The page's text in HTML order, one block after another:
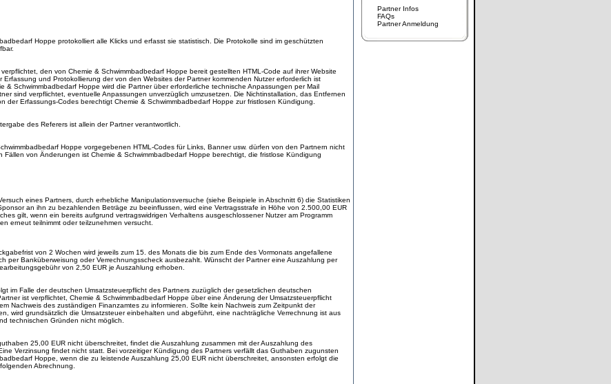
Hoppe protokolliert alle Klicks und erfasst sie statistisch. Die Protokolle sind im geschützten
den von Chemie & Schwimmbadbedarf Hoppe bereit gestellten HTML-Code auf ihrer Website
Erfassung und Protokollierung der von den Websites der Partner kommenden Nutzer erforderlich ist
& Schwimmbadbedarf Hoppe wird die Partner über erforderliche technische Anpassungen per Mail
sind verpflichtet, eventuelle Anpassungen unverzüglich umzusetzen. Die Nichtinstallation, das Entfernen
der Erfassungs-Codes berechtigt Chemie & Schwimmbadbedarf Hoppe zur fristlosen Kündigung.
des Referers ist allein der Partner verantwortlich.
Hoppe vorgegebenen HTML-Codes für Links, Banner usw. dürfen von den Partnern nicht
Fällen von Änderungen ist Chemie & Schwimmbadbedarf Hoppe berechtigt, die fristlose Kündigung
eines Partners, durch erhebliche Manipulationsversuche (siehe Beispiele in Abschnitt 6) die Statistiken
an ihn zu bezahlenden Beträge zu beeinflussen, wird eine Vertragsstrafe in Höhe von 2.500,00 EUR
gilt, wenn ein bereits aufgrund vertragswidrigen Verhaltens ausgeschlossener Nutzer am Programm
erneut teilnimmt oder teilzunehmen versucht.
von 2 Wochen wird jeweils zum 15. des Monats die bis zum Ende des Vormonats angefallene
per Banküberweisung oder Verrechnungsscheck ausbezahlt. Wünscht der Partner eine Auszahlung per
von 2,50 EUR je Auszahlung erhoben.
im Falle der deutschen Umsatzsteuerpflicht des Partners zuzüglich der gesetzlichen deutschen
ist verpflichtet, Chemie & Schwimmbadbedarf Hoppe über eine Änderung der Umsatzsteuerpflicht
Nachweis des zuständigen Finanzamtes zu informieren. Sollte kein Nachweis zum Zeitpunkt der
wird grundsätzlich die Umsatzsteuer einbehalten und abgeführt, eine nachträgliche Verrechnung ist aus
technischen Gründen nicht möglich.
25,00 EUR nicht überschreitet, findet die Auszahlung zusammen mit der Auszahlung des
Verzinsung findet nicht statt. Bei vorzeitiger Kündigung des Partners verfällt das Guthaben zugunsten
Hoppe, wenn die zu leistende Auszahlung 25,00 EUR nicht überschreitet, ansonsten erfolgt die
Abrechnung.
Partner Infos
FAQs
Partner Anmeldung